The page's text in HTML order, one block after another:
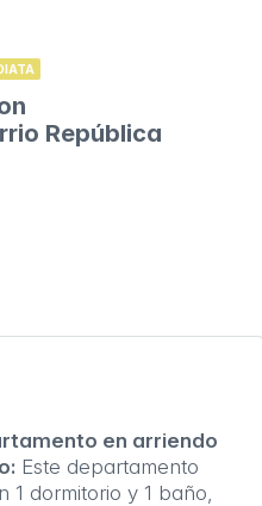
República
en arriendo
Este departamento
1 dormitorio y 1 baño,